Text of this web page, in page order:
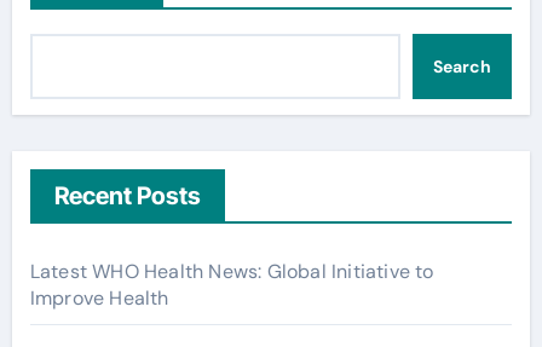
Search
Recent Posts
Latest WHO Health News: Global Initiative to
Improve Health